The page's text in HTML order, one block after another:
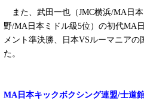
また、武田一也（JMC横浜/MA日
野/MA日本ミドル級5位）の初代MA
メント準決勝、日本VSルーマニア
た。
MA日本キックボクシング連盟/士道